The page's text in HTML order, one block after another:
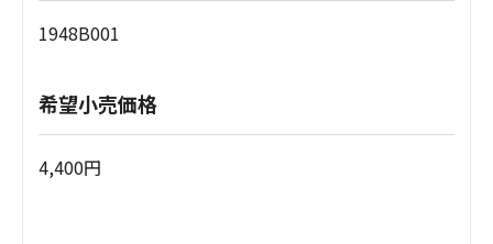
1948B001
希望小売価格
4,400円